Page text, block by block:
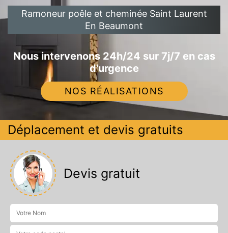
Ramoneur poêle et cheminée Saint Laurent
En Beaumont
Nous intervenons 24h/24 sur 7j/7 en cas
d'urgence
NOS RÉALISATIONS
Déplacement et devis gratuits
Devis gratuit